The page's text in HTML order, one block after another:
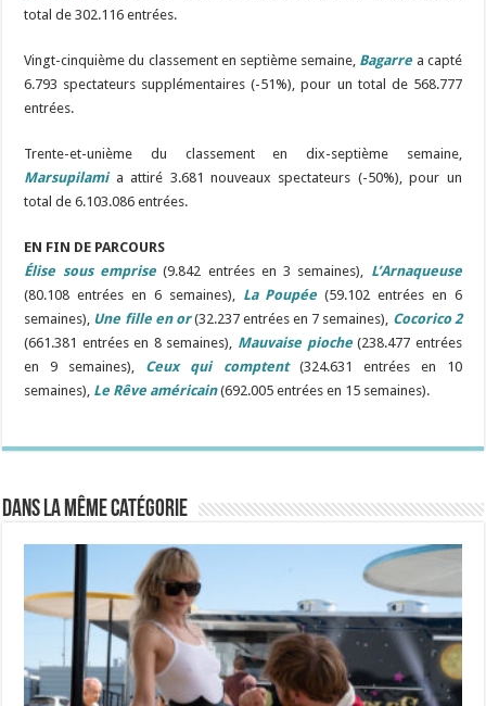
total de 302.116 entrées.
Vingt-cinquième du classement en septième semaine, Bagarre a capté
6.793 spectateurs supplémentaires (-51%), pour un total de 568.777
entrées.
Trente-et-unième du classement en dix-septième semaine,
Marsupilamia attiré 3.681 nouveaux spectateurs (-50%), pour un
total de 6.103.086 entrées.
EN FIN DE PARCOURS
Élise sous emprise(9.842 entrées en 3 semaines), L’Arnaqueuse
(80.108 entrées en 6 semaines), La Poupée (59.102 entrées en 6
semaines), Une fille en or (32.237 entrées en 7 semaines), Cocorico 2
(661.381 entrées en 8 semaines), Mauvaise pioche(238.477 entrées
en 9 semaines), Ceux qui comptent(324.631 entrées en 10
semaines), Le Rêve américain(692.005 entrées en 15 semaines).
Dans la même catégorie